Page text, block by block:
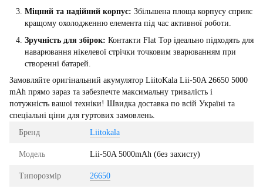
Міцний та надійний корпус: Збільшена площа корпусу сприяє
кращому охолодженню елемента під час активної роботи.
Зручність для збірок: Контакти Flat Top ідеально підходять для
наварювання нікелевої стрічки точковим зварюванням при
створенні батарей.
Замовляйте оригінальний акумулятор LiitoKala Lii-50A 26650 5000
mAh прямо зараз та забезпечте максимальну тривалість і
потужність вашої техніки! Швидка доставка по всій Україні та
спеціальні ціни для гуртових замовлень.
Бренд
Liitokala
Модель Lii-50A 5000mAh (без захисту)
Типорозмір 26650